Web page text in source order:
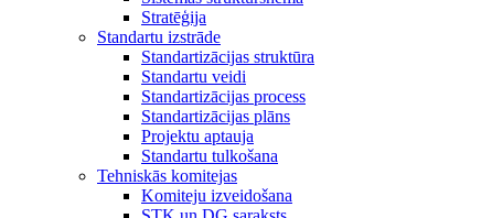
Stratēģija
Standartu izstrāde
Standartizācijas struktūra
Standartu veidi
Standartizācijas process
Standartizācijas plāns
Projektu aptauja
Standartu tulkošana
Tehniskās komitejas
Komiteju izveidošana